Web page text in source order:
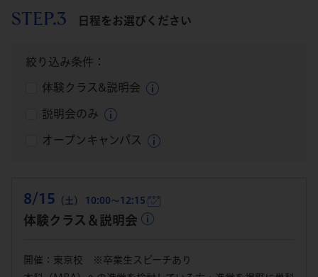
STEP.3 日程をお選びください
絞り込み条件：
体験クラス&説明会
説明会のみ
オープンキャンパス
8/15 （土） 10:00～12:15
体験クラス＆説明会
開催：東京校 ※卒業生スピーチあり